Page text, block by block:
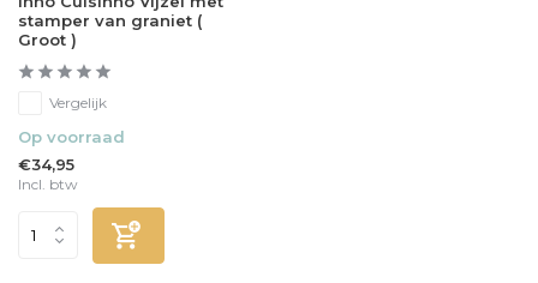
stamper van graniet (
Groot )
Vergelijk
Op voorraad
€34,95
Incl. btw